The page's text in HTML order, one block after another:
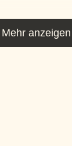
Mehr anzeigen